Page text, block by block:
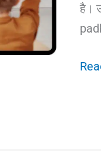
है।
पढ़ाई